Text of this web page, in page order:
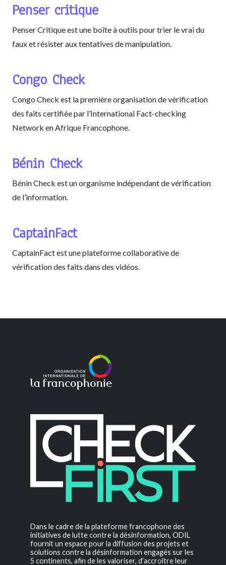
Penser critique
Penser Critique est une boîte à outils pour trier le vrai du
faux et résister aux tentatives de manipulation.
Congo Check
Congo Check est la première organisation de vérification
des faits certifiée par l’International Fact-checking
Network en Afrique Francophone.
Bénin Check
Bénin Check est un organisme indépendant de vérification
de l’information.
CaptainFact
CaptainFact est une plateforme collaborative de
vérification des faits dans des vidéos.
Dans le cadre de la plateforme francophone des
initiatives de lutte contre la désinformation, ODIL
fournit un espace pour la diffusion des projets et
solutions contre la désinformation engagés sur les
5 continents, afin de les valoriser, d’accroître leur